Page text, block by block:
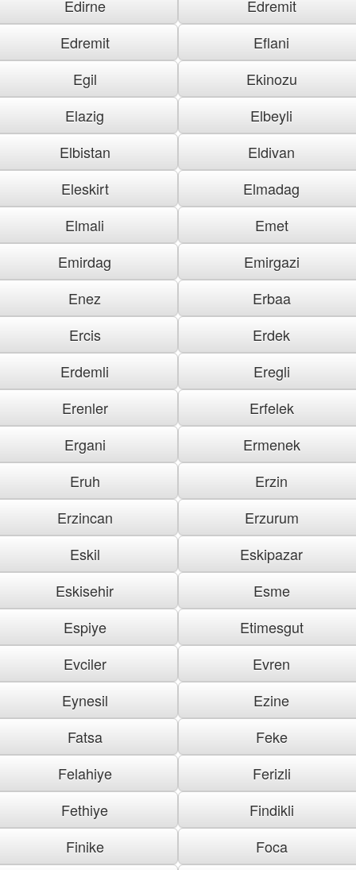
Edirne
Edremit
Edremit
Eflani
Egil
Ekinozu
Elazig
Elbeyli
Elbistan
Eldivan
Eleskirt
Elmadag
Elmali
Emet
Emirdag
Emirgazi
Enez
Erbaa
Ercis
Erdek
Erdemli
Eregli
Erenler
Erfelek
Ergani
Ermenek
Eruh
Erzin
Erzincan
Erzurum
Eskil
Eskipazar
Eskisehir
Esme
Espiye
Etimesgut
Evciler
Evren
Eynesil
Ezine
Fatsa
Feke
Felahiye
Ferizli
Fethiye
Findikli
Finike
Foca